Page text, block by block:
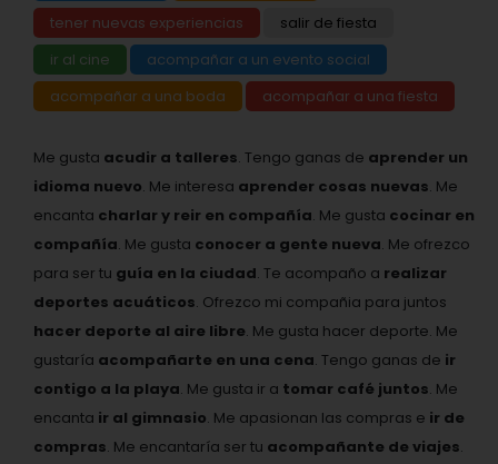
tener nuevas experiencias
salir de fiesta
ir al cine
acompañar a un evento social
acompañar a una boda
acompañar a una fiesta
Me gusta acudir a talleres. Tengo ganas de aprender un
idioma nuevo. Me interesa aprender cosas nuevas. Me
encanta charlar y reir en compañía. Me gusta cocinar en
compañía. Me gusta conocer a gente nueva. Me ofrezco
para ser tu guía en la ciudad. Te acompaño a realizar
deportes acuáticos. Ofrezco mi compañia para juntos
hacer deporte al aire libre. Me gusta hacer deporte. Me
gustaría acompañarte en una cena. Tengo ganas de ir
contigo a la playa. Me gusta ir a tomar café juntos. Me
encanta ir al gimnasio. Me apasionan las compras e ir de
compras. Me encantaría ser tu acompañante de viajes.